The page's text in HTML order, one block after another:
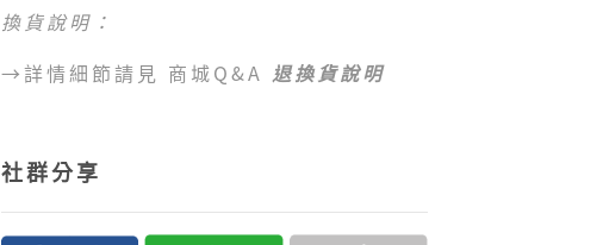
臺幣 80元 計算。
2.目前僅提供台灣本島配送服務，偏遠地
不提供配送服務，敬請見諒。
1.好客商城目前可以接受付款方式為信用
換貨說明：
→詳情細節請見 商城Q&A 退換貨說明
社群分享